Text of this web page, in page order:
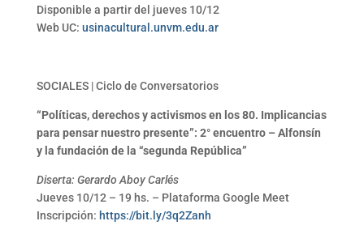
Disponible a partir del jueves 10/12
Web UC: usinacultural.unvm.edu.ar
SOCIALES | Ciclo de Conversatorios
“Políticas, derechos y activismos en los 80. Implicancias
para pensar nuestro presente”: 2° encuentro – Alfonsín
y la fundación de la “segunda República”
Diserta: Gerardo Aboy Carlés
Jueves 10/12 – 19 hs. – Plataforma Google Meet
Inscripción: https://bit.ly/3q2Zanh